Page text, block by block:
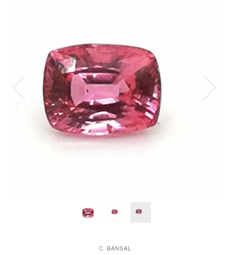
C. BANSAL